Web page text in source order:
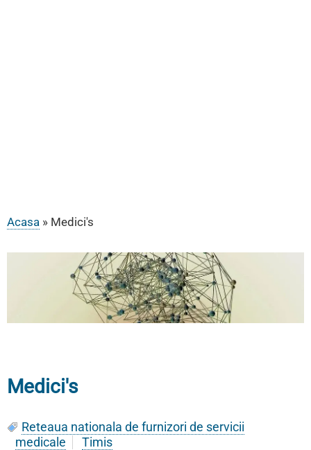
Acasa Medici's
Medici's
Reteaua nationala de furnizori de servicii
medicale
Timis